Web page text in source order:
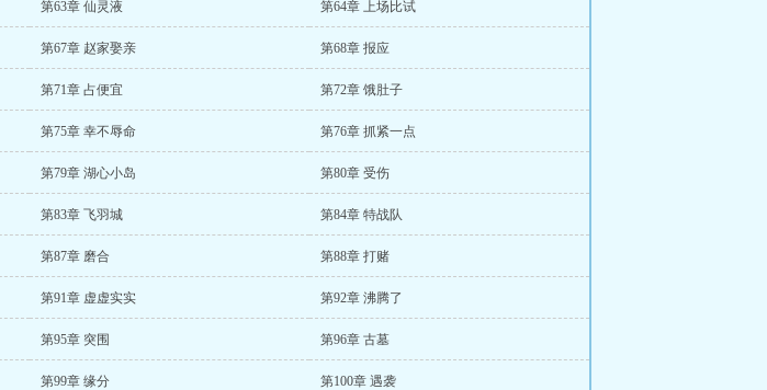
第63章 仙灵液 第64章 上场比试
第67章 赵家娶亲 第68章 报应
第71章 占便宜 第72章 饿肚子
第75章 幸不辱命 第76章 抓紧一点
第79章 湖心小岛 第80章 受伤
第83章 飞羽城 第84章 特战队
第87章 磨合 第88章 打赌
第91章 虚虚实实 第92章 沸腾了
第95章 突围 第96章 古墓
第99章 缘分 第100章 遇袭